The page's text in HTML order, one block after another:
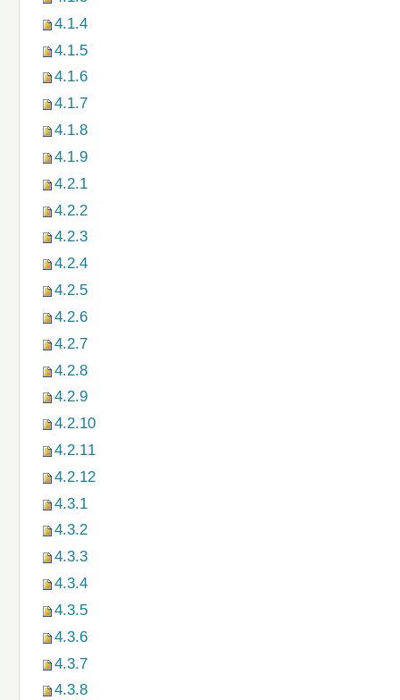
4.1.4
4.1.5
4.1.6
4.1.7
4.1.8
4.1.9
4.2.1
4.2.2
4.2.3
4.2.4
4.2.5
4.2.6
4.2.7
4.2.8
4.2.9
4.2.10
4.2.11
4.2.12
4.3.1
4.3.2
4.3.3
4.3.4
4.3.5
4.3.6
4.3.7
4.3.8